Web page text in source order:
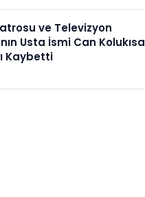
ve Televizyon
Usta İsmi Can Kolukısa
Kaybetti